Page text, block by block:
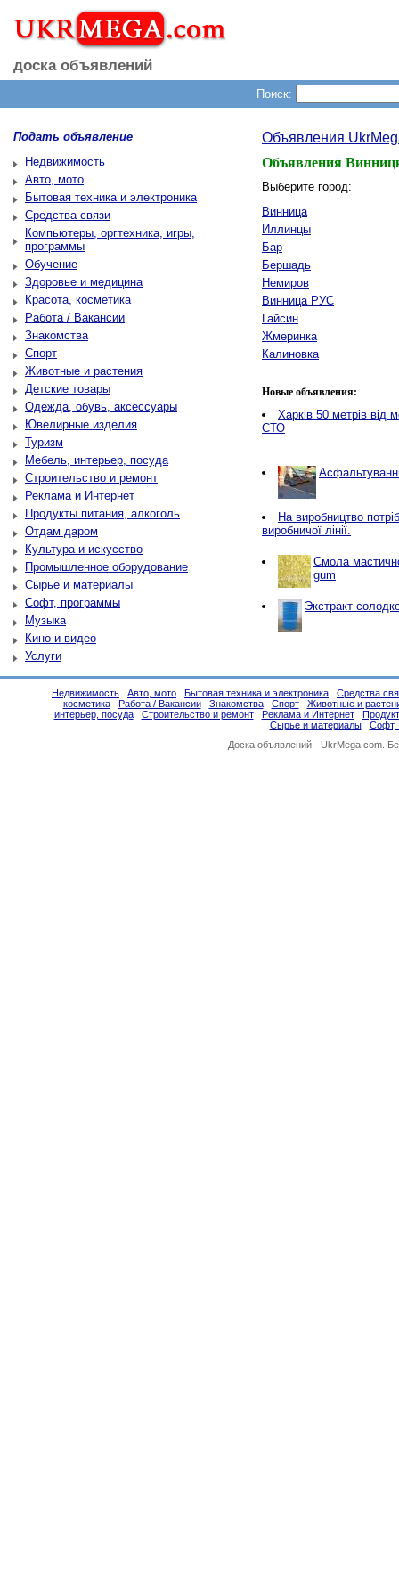
доска объявлений
Поиск:
Подать объявление
Недвижимость
Авто, мото
Бытовая техника и электроника
Средства связи
Компьютеры, оргтехника, игры,
программы
Обучение
Здоровье и медицина
Красота, косметика
Работа / Вакансии
Знакомства
Спорт
Животные и растения
Детские товары
Одежда, обувь, аксессуары
Ювелирные изделия
Туризм
Мебель, интерьер, посуда
Строительство и ремонт
Реклама и Интернет
Продукты питания, алкоголь
Отдам даром
Культура и искусство
Промышленное оборудование
Сырье и материалы
Софт, программы
Музыка
Кино и видео
Услуги
Объявления
Объявления
Выберите город:
Винница
Иллинцы
Бар
Бершадь
Немиров
Винница РУС
Гайсин
Жмеринка
Калиновка
Новые объявления:
Харків 50 метрів від
СТО
Нa виробництво
виробничої лінії.
Смола
gum
Экстракт
Недвижимость Авто, мото Бытовая техника и электроника
Средства
косметика
Работа / Вакансии Знакомства Спорт
Животные и
интерьер, посуда
Строительство и ремонт Реклама и Интернет
Сырье и материалы
Софт,
Доска объявлений - UkrMega.com.